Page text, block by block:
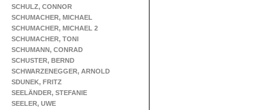
SCHULZ, CONNOR
SCHUMACHER, MICHAEL
SCHUMACHER, MICHAEL 2
SCHUMACHER, TONI
SCHUMANN, CONRAD
SCHUSTER, BERND
SCHWARZENEGGER, ARNOLD
SDUNEK, FRITZ
SEELÄNDER, STEFANIE
SEELER, UWE